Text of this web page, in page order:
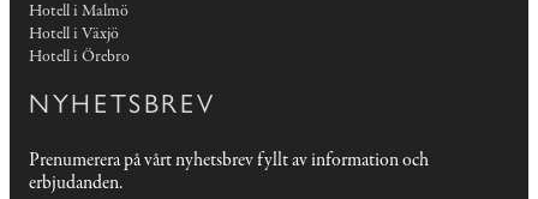
Hotell i Malmö
Hotell i Växjö
Hotell i Örebro
NYHETSBREV
Prenumerera på vårt nyhetsbrev fyllt av information och
erbjudanden.